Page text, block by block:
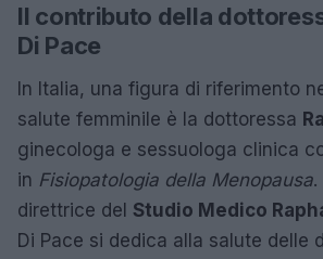
Il contributo della
Di Pace
In Italia, una figura di riferimento
salute femminile è la dottoressa
ginecologa e sessuologa clinica
in Fisiopatologia della Menopausa.
direttrice del Studio Medico
Di Pace si dedica alla salute delle